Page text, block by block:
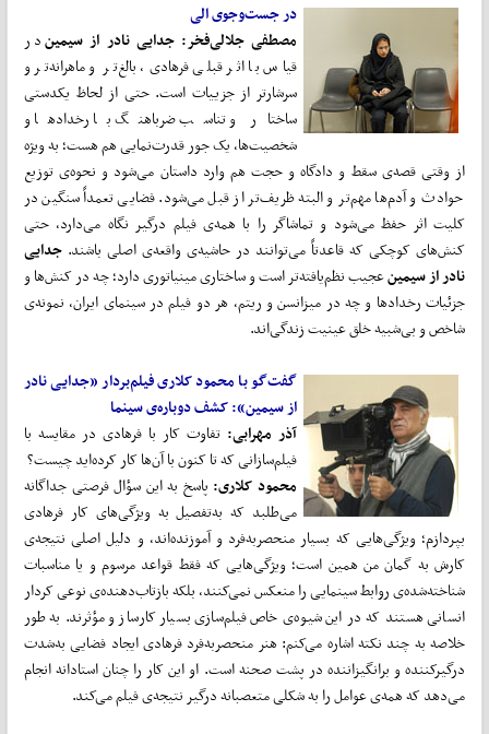
در جست‌وجوی الی
مصطفی جلالی‌فخر: جدایی نادر از سیمیندر
قیاس با اثر قبلی فرهادی، بالغ‌تر و ماهرانه‌تر و
سرشارتر از جزییات است. حتی از لحاظ یکدستی
ساختار و تناسب ضرباهنگ با رخدادها و
شخصیت‌ها، یک جور قدرت‌نمایی هم هست؛ به ویژه
از وقتی قصه‌ی سقط و دادگاه و حجت هم وارد داستان می‌شود و نحوه‌ی توزیع
حوادث و آدم‌ها مهم‌تر و البته ظریف‌تر از قبل می‌شود. فضایی تعمداً سنگین در
کلیت اثر حفظ می‌شود و تماشاگر را با همه‌ی فیلم درگیر نگاه می‌دارد، حتی
کنش‌های کوچکی که قاعدتاً می‌توانند در حاشیه‌ی واقعه‌ی اصلی باشند. جدایی
نادر از سیمینعجیب نظم‌یافته‌تر است و ساختاری مینیاتوری دارد؛ چه در کنش‌ها و
جزئیات رخدادها و چه در میزانسن و ریتم، هر دو فیلم در سینمای ایران، نمونه‌ی
شاخص و بی‌شبیه خلق عینیت زندگی‌اند.
گفت‌گو با محمود کلاری فیلم‌بردار «جدایی نادر
از سیمین»: کشف دوباره‌ی سینما
آذر مهرابی:تفاوت کار با فرهادی در مقایسه با
فیلم‌سازانی که تا کنون با آن‌ها کار کرده‌اید چیست؟
محمود کلاری:پاسخ به این سؤال فرصتی جداگانه
می‌طلبد که به‌تفصیل به ویژگی‌های کار فرهادی
بپردازم؛ ویژگی‌هایی که بسیار منحصربه‌فرد و آموزنده‌اند، و دلیل اصلی نتیجه‌ی
کارش به گمان من همین است؛ ویژگی‌هایی که فقط قواعد مرسوم و یا مناسبات
شناخته‌شده‌ی روابط سینمایی را منعکس نمی‌کنند، بلکه بازتاب‌دهنده‌ی نوعی کردار
انسانی هستند که در این شیوه‌ی خاص فیلم‌سازی بسیار کارساز و مؤثرند. به ‌طور
خلاصه به چند نکته اشاره می‌کنم: هنر منحصربه‌فرد فرهادی ایجاد فضایی به‌شدت
درگیرکننده و برانگیزاننده در پشت صحنه است. او این کار را چنان استادانه انجام
می‌دهد که همه‌ی عوامل را به شکلی متعصبانه درگیر نتیجه‌ی فیلم می‌کند.